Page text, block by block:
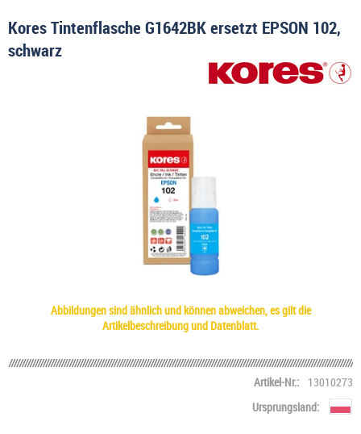
Kores Tintenflasche G1642BK ersetzt EPSON 102,
schwarz
Abbildungen sind ähnlich und können abweichen, es gilt die
Artikelbeschreibung und Datenblatt.
Artikel-Nr.:
13010273
Ursprungsland: